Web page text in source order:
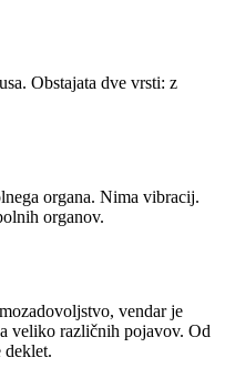
Obstajata dve vrsti: z
organa. Nima vibracij.
organov.
vendar je
veliko različnih pojavov. Od
deklet.